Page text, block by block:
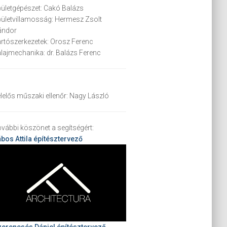
Cakó Balázs
Hermesz Zsolt
Orosz Ferenc
dr. Balázs Ferenc
műszaki ellenőr: Nagy László
köszönet a segítségért:
Attila építésztervező